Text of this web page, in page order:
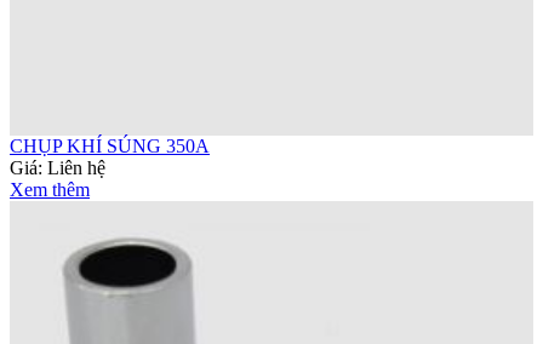
CHỤP KHÍ SÚNG 350A
Giá: Liên hệ
Xem thêm